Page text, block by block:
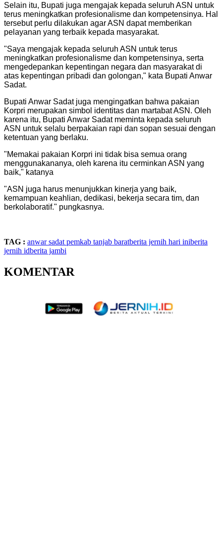
Selain itu, Bupati juga mengajak kepada seluruh ASN untuk
terus meningkatkan profesionalisme dan kompetensinya. Hal
tersebut perlu dilakukan agar ASN dapat memberikan
pelayanan yang terbaik kepada masyarakat.
"Saya mengajak kepada seluruh ASN untuk terus
meningkatkan profesionalisme dan kompetensinya, serta
mengedepankan kepentingan negara dan masyarakat di
atas kepentingan pribadi dan golongan," kata Bupati Anwar
Sadat.
Bupati Anwar Sadat juga mengingatkan bahwa pakaian
Korpri merupakan simbol identitas dan martabat ASN. Oleh
karena itu, Bupati Anwar Sadat meminta kepada seluruh
ASN untuk selalu berpakaian rapi dan sopan sesuai dengan
ketentuan yang berlaku.
"Memakai pakaian Korpri ini tidak bisa semua orang
menggunakananya, oleh karena itu cerminkan ASN yang
baik," katanya
"ASN juga harus menunjukkan kinerja yang baik,
kemampuan keahlian, dedikasi, bekerja secara tim, dan
berkolaboratif." pungkasnya.
TAG : anwar sadat pemkab tanjab baratberita jernih hari iniberita
jernih idberita jambi
KOMENTAR